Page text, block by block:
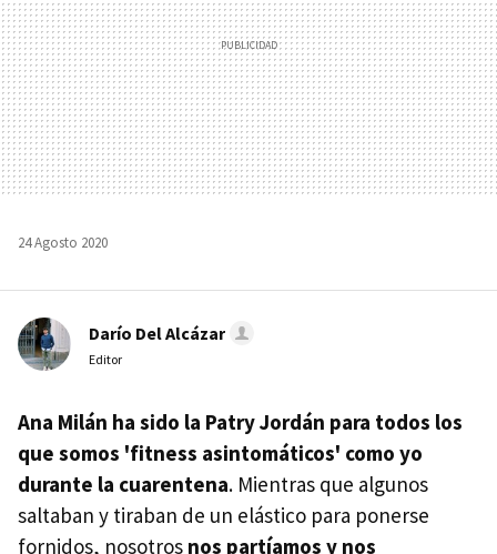
24 Agosto 2020
Darío Del Alcázar
Editor
Ana Milán ha sido la Patry Jordán para todos los
que somos 'fitness asintomáticos' como yo
durante la cuarentena. Mientras que algunos
saltaban y tiraban de un elástico para ponerse
fornidos, nosotros nos partíamos y nos